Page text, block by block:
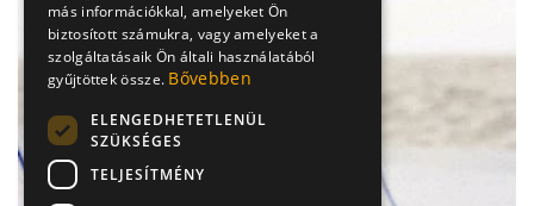
más információkkal, amelyeket Ön
biztosított számukra, vagy amelyeket a
szolgáltatásaik Ön általi használatából
gyűjtöttek össze. Bővebben
ELENGEDHETETLENÜL
SZÜKSÉGES
TELJESÍTMÉNY